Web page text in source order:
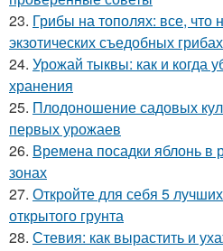
23. Грибы на тополях: все, что
экзотических съедобных грибах
24. Урожай тыквы: как и когда
хранения
25. Плодоношение садовых
первых урожаев
26. Времена посадки яблонь в
зонах
27. Откройте для себя 5
открытого грунта
28. Стевия: как вырастить и